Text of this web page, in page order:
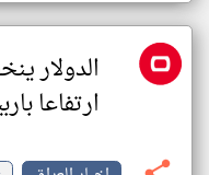
الدولار
ارتفاعا